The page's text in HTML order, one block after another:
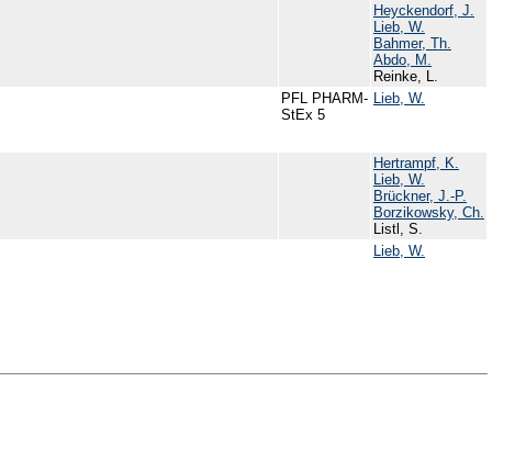
Heyckendorf, J.
Lieb, W.
Bahmer, Th.
Abdo, M.
Reinke, L.
PFL PHARM-
StEx 5
Lieb, W.
Hertrampf, K.
Lieb, W.
Brückner, J.-P.
Borzikowsky, Ch.
Listl, S.
Lieb, W.